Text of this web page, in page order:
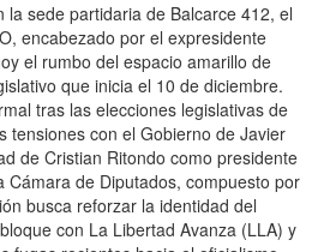
la sede partidaria de Balcarce 412, el
encabezado por el expresidente
el rumbo del espacio amarillo de
que inicia el 10 de diciembre.
tras las elecciones legislativas de
tensiones con el Gobierno de Javier
de Cristian Ritondo como presidente
Cámara de Diputados, compuesto por
busca reforzar la identidad del
con La Libertad Avanza (LLA) y